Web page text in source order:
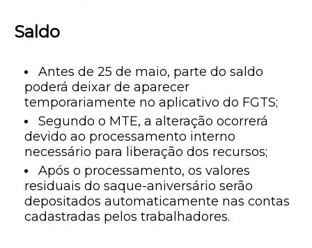
Saldo
Antes de 25 de maio, parte do saldo
poderá deixar de aparecer
temporariamente no aplicativo do FGTS;
Segundo o MTE, a alteração ocorrerá
devido ao processamento interno
necessário para liberação dos recursos;
Após o processamento, os valores
residuais do saque-aniversário serão
depositados automaticamente nas contas
cadastradas pelos trabalhadores.